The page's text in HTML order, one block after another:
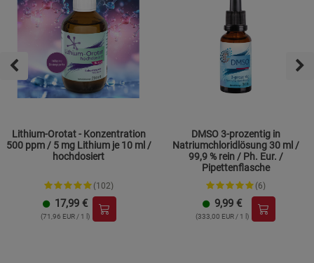
Lithium-Orotat - Konzentration
500 ppm / 5 mg Lithium je 10 ml /
hochdosiert
(102)
17,99 €
(71,96 EUR / 1 l)
DMSO 3-prozentig in
Natriumchloridlösung 30 ml /
99,9 % rein / Ph. Eur. /
Pipettenflasche
(6)
9,99 €
(333,00 EUR / 1 l)